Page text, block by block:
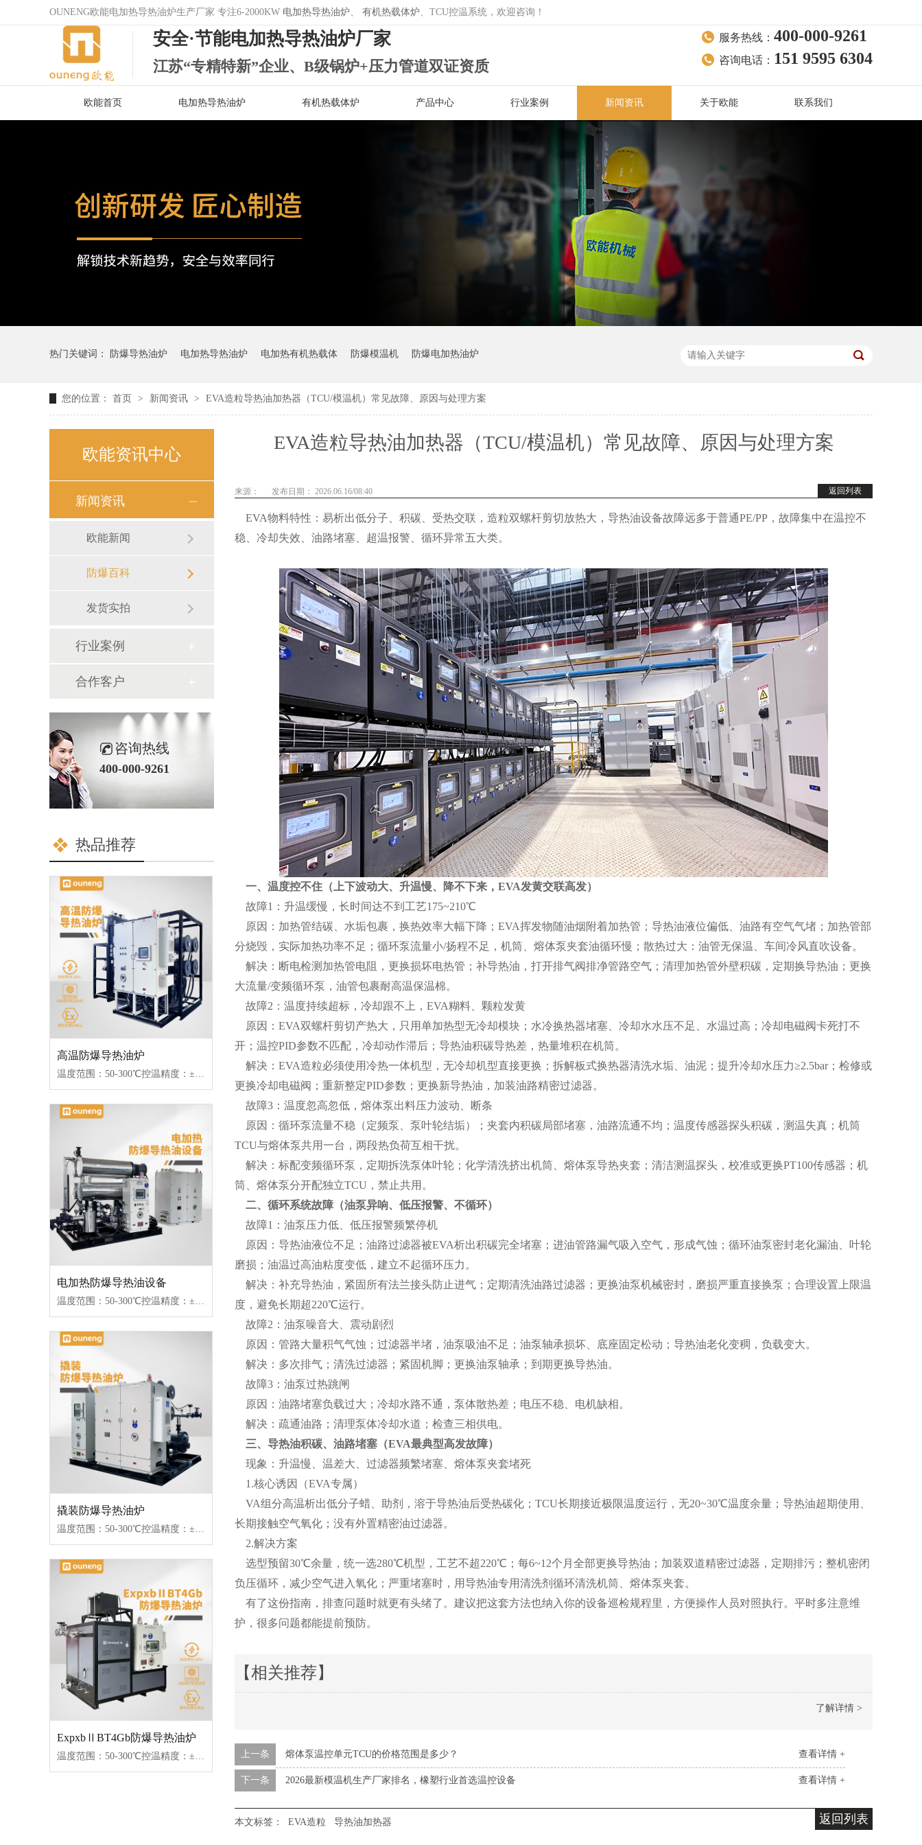
OUNENG欧能电加热导热油炉生产厂家 专注6-2000KW 电加热导热油炉 、 有机热载体炉 、TCU控温系统，欢迎咨询！
安全·节能电加热导热油炉厂家
江苏“专精特新”企业、B级锅炉+压力管道双证资质
服务热线： 400-000-9261
咨询电话： 151 9595 6304
欧能首页 电加热导热油炉 有机热载体炉 产品中心 行业案例 新闻资讯 关于欧能 联系我们
热门关键词： 防爆导热油炉 电加热导热油炉 电加热有机热载体 防爆模温机 防爆电加热油炉
您的位置： 首页 > 新闻资讯 > EVA造粒导热油加热器（TCU/模温机）常见故障、原因与处理方案
EVA造粒导热油加热器（TCU/模温机）常见故障、原因与处理方案
返回列表
来源： 发布日期： 2026.06.16/08:40
EVA物料特性：易析出低分子、积碳、受热交联，造粒双螺杆剪切放热大，导热油设备故障远多于普通PE/PP，故障集中在温控不
稳、冷却失效、油路堵塞、超温报警、循环异常五大类。
一、温度控不住（上下波动大、升温慢、降不下来，EVA发黄交联高发）
故障1：升温缓慢，长时间达不到工艺175~210℃
原因：加热管结碳、水垢包裹，换热效率大幅下降；EVA挥发物随油烟附着加热管；导热油液位偏低、油路有空气气堵；加热管部
分烧毁，实际加热功率不足；循环泵流量小/扬程不足，机筒、熔体泵夹套油循环慢；散热过大：油管无保温、车间冷风直吹设备。
解决：断电检测加热管电阻，更换损坏电热管；补导热油，打开排气阀排净管路空气；清理加热管外壁积碳，定期换导热油；更换
大流量/变频循环泵，油管包裹耐高温保温棉。
故障2：温度持续超标，冷却跟不上，EVA糊料、颗粒发黄
原因：EVA双螺杆剪切产热大，只用单加热型无冷却模块；水冷换热器堵塞、冷却水水压不足、水温过高；冷却电磁阀卡死打不
开；温控PID参数不匹配，冷却动作滞后；导热油积碳导热差，热量堆积在机筒。
解决：EVA造粒必须使用冷热一体机型，无冷却机型直接更换；拆解板式换热器清洗水垢、油泥；提升冷却水压力≥2.5bar；检修或
更换冷却电磁阀；重新整定PID参数；更换新导热油，加装油路精密过滤器。
故障3：温度忽高忽低，熔体泵出料压力波动、断条
原因：循环泵流量不稳（定频泵、泵叶轮结垢）；夹套内积碳局部堵塞，油路流通不均；温度传感器探头积碳，测温失真；机筒
TCU与熔体泵共用一台，两段热负荷互相干扰。
解决：标配变频循环泵，定期拆洗泵体叶轮；化学清洗挤出机筒、熔体泵导热夹套；清洁测温探头，校准或更换PT100传感器；机
筒、熔体泵分开配独立TCU，禁止共用。
二、循环系统故障（油泵异响、低压报警、不循环）
故障1：油泵压力低、低压报警频繁停机
原因：导热油液位不足；油路过滤器被EVA析出积碳完全堵塞；进油管路漏气吸入空气，形成气蚀；循环油泵密封老化漏油、叶轮
磨损；油温过高油粘度变低，建立不起循环压力。
解决：补充导热油，紧固所有法兰接头防止进气；定期清洗油路过滤器；更换油泵机械密封，磨损严重直接换泵；合理设置上限温
度，避免长期超220℃运行。
故障2：油泵噪音大、震动剧烈
原因：管路大量积气气蚀；过滤器半堵，油泵吸油不足；油泵轴承损坏、底座固定松动；导热油老化变稠，负载变大。
解决：多次排气；清洗过滤器；紧固机脚；更换油泵轴承；到期更换导热油。
故障3：油泵过热跳闸
原因：油路堵塞负载过大；冷却水路不通，泵体散热差；电压不稳、电机缺相。
解决：疏通油路；清理泵体冷却水道；检查三相供电。
三、导热油积碳、油路堵塞（EVA最典型高发故障）
现象：升温慢、温差大、过滤器频繁堵塞、熔体泵夹套堵死
1.核心诱因（EVA专属）
VA组分高温析出低分子蜡、助剂，溶于导热油后受热碳化；TCU长期接近极限温度运行，无20~30℃温度余量；导热油超期使用、
长期接触空气氧化；没有外置精密油过滤器。
2.解决方案
选型预留30℃余量，统一选280℃机型，工艺不超220℃；每6~12个月全部更换导热油；加装双道精密过滤器，定期排污；整机密闭
负压循环，减少空气进入氧化；严重堵塞时，用导热油专用清洗剂循环清洗机筒、熔体泵夹套。
有了这份指南，排查问题时就更有头绪了。建议把这套方法也纳入你的设备巡检规程里，方便操作人员对照执行。平时多注意维
护，很多问题都能提前预防。
【相关推荐】
了解详情 >
查看详情 +
上一条 熔体泵温控单元TCU的价格范围是多少？
查看详情 +
下一条 2026最新模温机生产厂家排名，橡塑行业首选温控设备
返回列表
本文标签： EVA造粒 导热油加热器
欧能资讯中心
新闻资讯
欧能新闻
防爆百科
发货实拍
行业案例
合作客户
咨询热线
400-000-9261
热品推荐
高温防爆导热油炉
电加热防爆导热油设备
温度范围：50-300℃控温精度：±1℃加热功率：100-2000kW控制类型：固态继电器/可控硅
撬装防爆导热油炉
ExpxbⅡBT4Gb防爆导热油炉
温度范围：50-300℃控温精度：±1℃加热功率：100-2000kW控制类型：固态继电器/可控硅